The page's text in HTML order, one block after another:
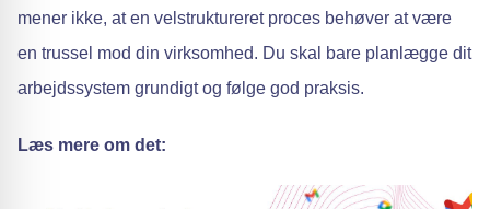
mener ikke, at en velstruktureret proces behøver at være
en trussel mod din virksomhed. Du skal bare planlægge dit
arbejdssystem grundigt og følge god praksis.
Læs mere om det: